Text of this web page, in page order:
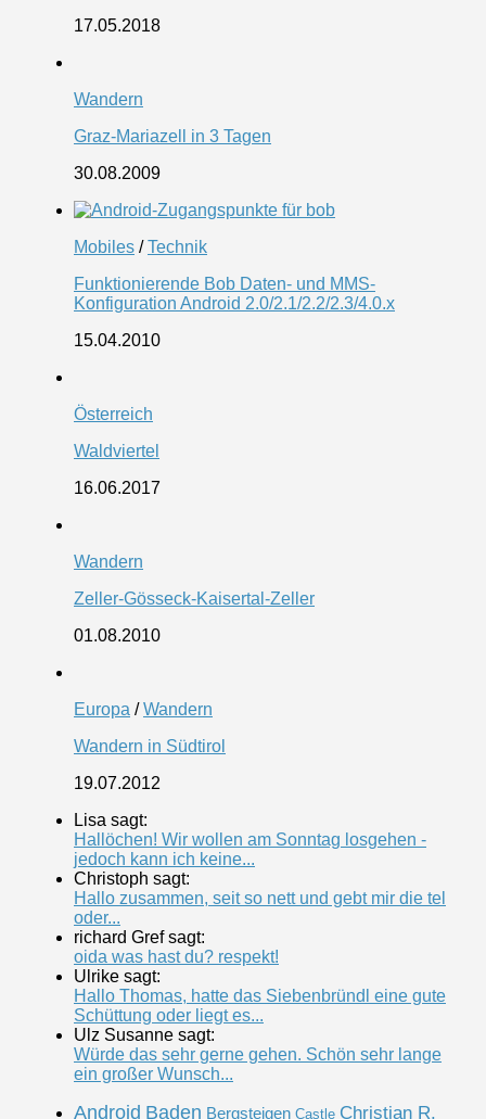
17.05.2018
Wandern
Graz-Mariazell in 3 Tagen
30.08.2009
Mobiles /Technik
Funktionierende Bob Daten- und MMS-
Konfiguration Android 2.0/2.1/2.2/2.3/4.0.x
15.04.2010
Österreich
Waldviertel
16.06.2017
Wandern
Zeller-Gösseck-Kaisertal-Zeller
01.08.2010
Europa /Wandern
Wandern in Südtirol
19.07.2012
Lisa sagt:
Hallöchen! Wir wollen am Sonntag losgehen -
jedoch kann ich keine...
Christoph sagt:
Hallo zusammen, seit so nett und gebt mir die tel
oder...
richard Gref sagt:
oida was hast du? respekt!
Ulrike sagt:
Hallo Thomas, hatte das Siebenbründl eine gute
Schüttung oder liegt es...
Ulz Susanne sagt:
Würde das sehr gerne gehen. Schön sehr lange
ein großer Wunsch...
Android Baden Bergsteigen Castle Christian R.